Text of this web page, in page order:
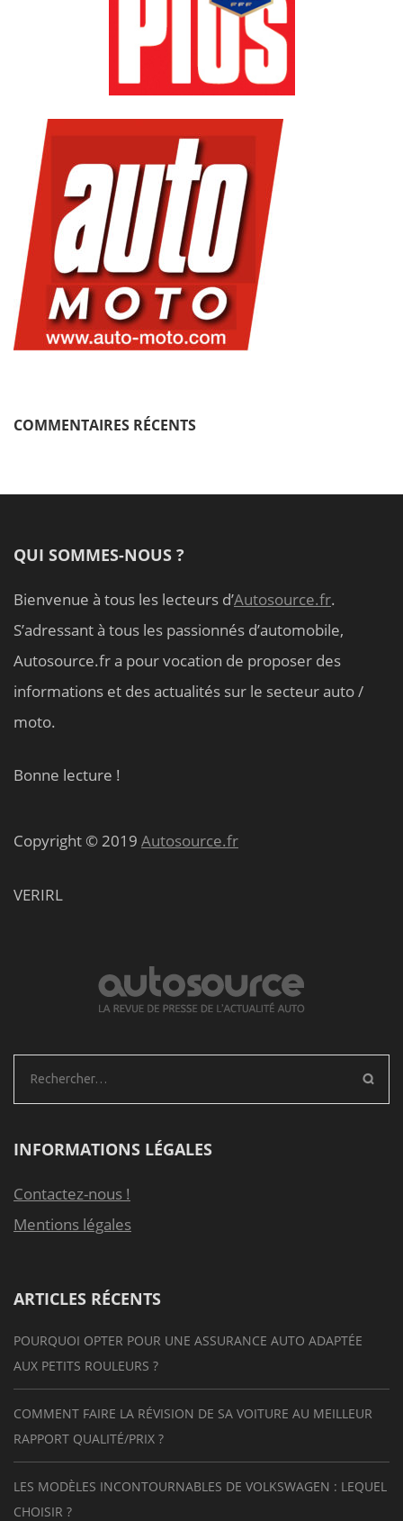
COMMENTAIRES RÉCENTS
QUI SOMMES-NOUS ?
Bienvenue à tous les lecteurs d’Autosource.fr.
S’adressant à tous les passionnés d’automobile,
Autosource.fr a pour vocation de proposer des
informations et des actualités sur le secteur auto /
moto.
Bonne lecture !
Copyright © 2019 Autosource.fr
VERIRL
Rechercher :
INFORMATIONS LÉGALES
Contactez-nous !
Mentions légales
ARTICLES RÉCENTS
POURQUOI OPTER POUR UNE ASSURANCE AUTO ADAPTÉE
AUX PETITS ROULEURS ?
COMMENT FAIRE LA RÉVISION DE SA VOITURE AU MEILLEUR
RAPPORT QUALITÉ/PRIX ?
LES MODÈLES INCONTOURNABLES DE VOLKSWAGEN : LEQUEL
CHOISIR ?